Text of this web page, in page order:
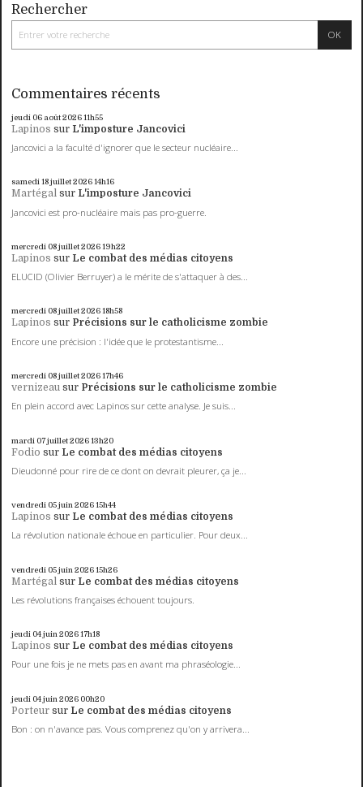
Rechercher
Commentaires récents
jeudi 06 août 202611h55
Lapinos sur L'imposture Jancovici
Jancovici a la faculté d'ignorer que le secteur nucléaire...
samedi 18juillet 202614h16
Martégal sur L'imposture Jancovici
Jancovici est pro-nucléaire mais pas pro-guerre.
mercredi 08juillet 202619h22
Lapinos sur Le combat des médias citoyens
ELUCID (Olivier Berruyer) a le mérite de s'attaquer à des...
mercredi 08juillet 202618h58
Lapinos sur Précisions sur le catholicisme zombie
Encore une précision : l'idée que le protestantisme...
mercredi 08juillet 202617h46
vernizeau sur Précisions sur le catholicisme zombie
En plein accord avec Lapinos sur cette analyse. Je suis...
mardi 07juillet 202613h20
Fodio sur Le combat des médias citoyens
Dieudonné pour rire de ce dont on devrait pleurer, ça je...
vendredi 05juin 202615h44
Lapinos sur Le combat des médias citoyens
La révolution nationale échoue en particulier. Pour deux...
vendredi 05juin 202615h26
Martégal sur Le combat des médias citoyens
Les révolutions françaises échouent toujours.
jeudi 04juin 202617h18
Lapinos sur Le combat des médias citoyens
Pour une fois je ne mets pas en avant ma phraséologie...
jeudi 04juin 2026 00h20
Porteur sur Le combat des médias citoyens
Bon : on n'avance pas. Vous comprenez qu'on y arrivera...